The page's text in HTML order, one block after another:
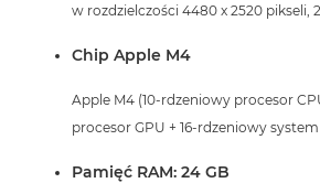
w rozdzielczości 4480 x 2520 pikseli,
Chip Apple M4
Apple M4 (10-rdzeniowy procesor
procesor GPU + 16-rdzeniowy
Pamięć RAM: 24 GB